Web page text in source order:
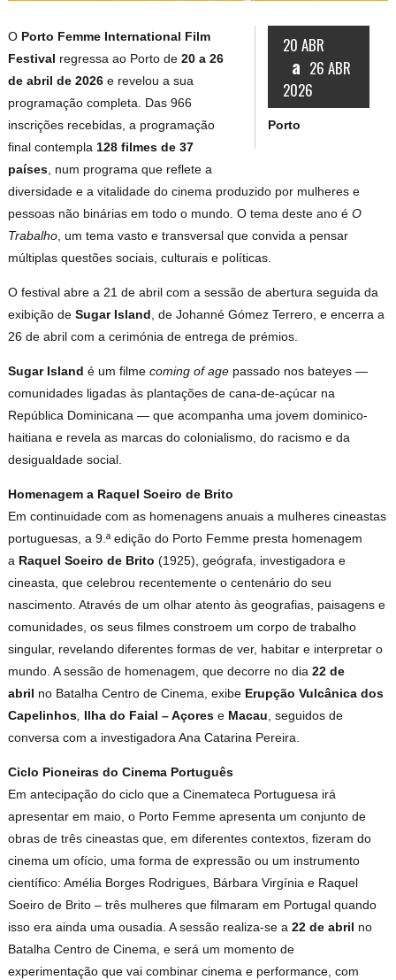
20 ABR
a 26 ABR
2026
Porto
O Porto Femme International Film
Festival regressa ao Porto de20 a 26
de abril de 2026 e revelou a sua
programação completa. Das 966
inscrições recebidas, a programação
final contempla128 filmes de 37
países, num programa que reflete a
diversidade e a vitalidade do cinema produzido por mulheres e
pessoas não binárias em todo o mundo. O tema deste ano éO
Trabalho, um tema vasto e transversal que convida a pensar
múltiplas questões sociais, culturais e políticas.
O festival abre a 21 de abril com a sessão de abertura seguida da
exibição deSugar Island, de Johanné Gómez Terrero, e encerra a
26 de abril com a cerimónia de entrega de prémios.
Sugar Island é um filmecoming of age passado nos bateyes —
comunidades ligadas às plantações de cana-de-açúcar na
República Dominicana — que acompanha uma jovem dominico-
haitiana e revela as marcas do colonialismo, do racismo e da
desigualdade social.
Homenagem a Raquel Soeiro de Brito
Em continuidade com as homenagens anuais a mulheres cineastas
portuguesas, a 9.ª edição do Porto Femme presta homenagem
a Raquel Soeiro de Brito (1925), geógrafa, investigadora e
cineasta, que celebrou recentemente o centenário do seu
nascimento. Através de um olhar atento às geografias, paisagens e
comunidades, os seus filmes constroem um corpo de trabalho
singular, revelando diferentes formas de ver, habitar e interpretar o
mundo. A sessão de homenagem, que decorre no dia22 de
abril no Batalha Centro de Cinema, exibe Erupção Vulcânica dos
Capelinhos, Ilha do Faial – Açores e Macau, seguidos de
conversa com a investigadora Ana Catarina Pereira.
Ciclo Pioneiras do Cinema Português
Em antecipação do ciclo que a Cinemateca Portuguesa irá
apresentar em maio, o Porto Femme apresenta um conjunto de
obras de três cineastas que, em diferentes contextos, fizeram do
cinema um ofício, uma forma de expressão ou um instrumento
científico: Amélia Borges Rodrigues, Bárbara Virgínia e Raquel
Soeiro de Brito – três mulheres que filmaram em Portugal quando
isso era ainda uma ousadia. A sessão realiza-se a22 de abril no
Batalha Centro de Cinema, e será um momento de
experimentação que vai combinar cinema e performance, com